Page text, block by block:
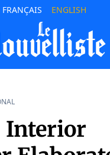
FRANÇAIS ENGLISH
Interior